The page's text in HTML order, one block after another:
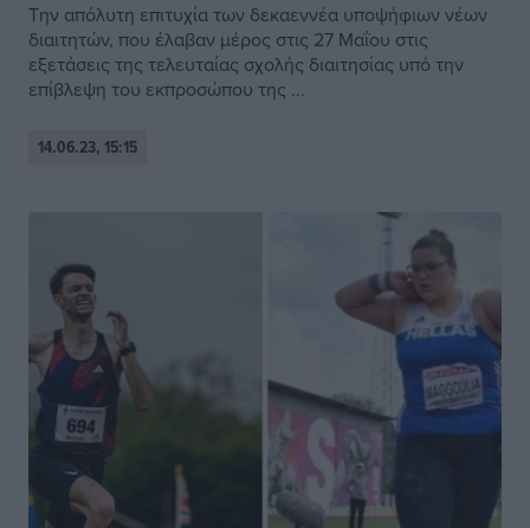
Την απόλυτη επιτυχία των δεκαεννέα υποψήφιων νέων
διαιτητών, που έλαβαν μέρος στις 27 Μαΐου στις
εξετάσεις της τελευταίας σχολής διαιτησίας υπό την
επίβλεψη του εκπροσώπου της ...
14.06.23, 15:15